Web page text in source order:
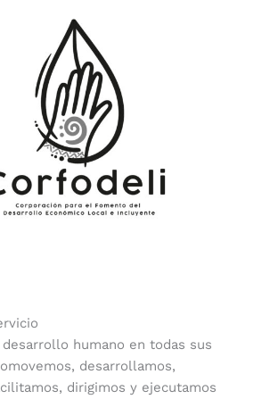
humano en todas sus
desarrollamos,
dirigimos y ejecutamos